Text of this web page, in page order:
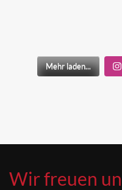
Mehr laden...
Wir freuen